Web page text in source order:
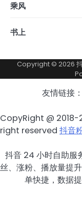
乘风
书上
Copyright © 2026
友情链接：
CopyRight @
right reserved 抖音
抖音 24 小时自助服
丝、涨粉、播放量提
单快捷，数据